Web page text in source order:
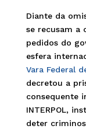
Diante da
se recusam a
pedidos do
esfera
Vara Federal
decretou a
consequente
INTERPOL,
deter